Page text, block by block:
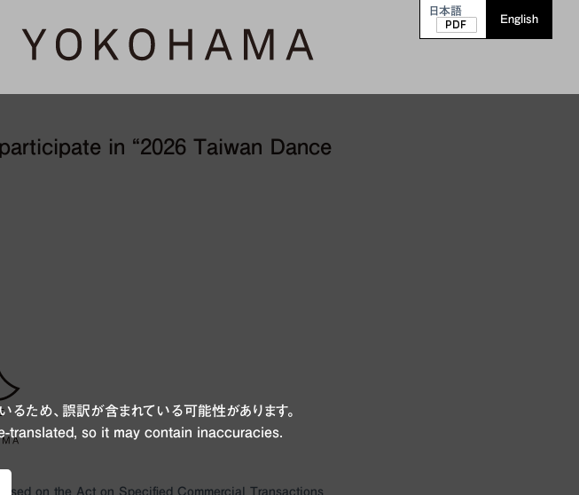
日本語
English
in “2026 Taiwan Dance
on the Act on Specified Commercial Transactions
ため、誤訳が含まれている可能性があります。
so it may contain inaccuracies.